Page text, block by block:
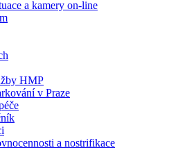
a kamery on-line
HMP
v Praze
a nostrifikace